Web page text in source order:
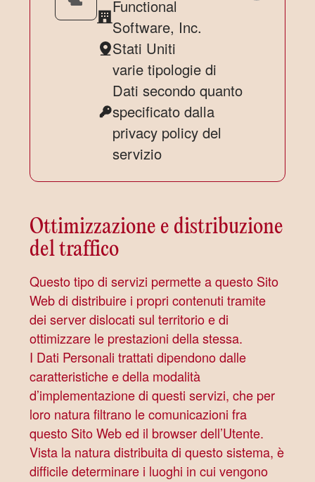
Azienda:
Functional
Software, Inc.
Luogo
del
trattamento:
Stati Uniti
Dati
Personali
trattati:
varie tipologie di
Dati secondo quanto
specificato dalla
privacy policy del
servizio
Ottimizzazione e distribuzione
del traffico
Questo tipo di servizi permette a questo Sito
Web di distribuire i propri contenuti tramite
dei server dislocati sul territorio e di
ottimizzare le prestazioni della stessa.
I Dati Personali trattati dipendono dalle
caratteristiche e della modalità
d’implementazione di questi servizi, che per
loro natura filtrano le comunicazioni fra
questo Sito Web ed il browser dell’Utente.
Vista la natura distribuita di questo sistema, è
difficile determinare i luoghi in cui vengono